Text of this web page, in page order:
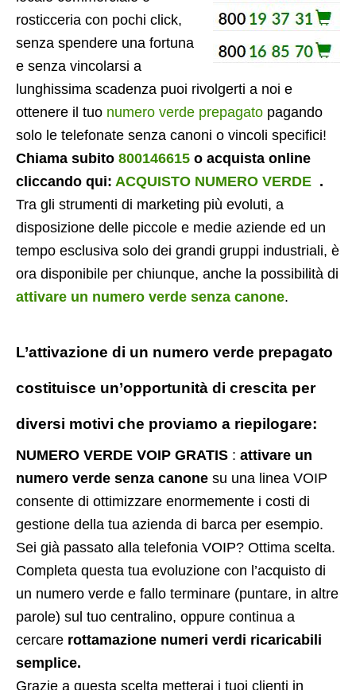
rosticceria con pochi click,
senza spendere una fortuna
e senza vincolarsi a
lunghissima scadenza puoi rivolgerti a noi e
ottenere il tuo numero verde prepagato pagando
solo le telefonate senza canoni o vincoli specifici!
Chiama subito 800146615 o acquista online
cliccando qui: ACQUISTO NUMERO VERDE .
Tra gli strumenti di marketing più evoluti, a
disposizione delle piccole e medie aziende ed un
tempo esclusiva solo dei grandi gruppi industriali, è
ora disponibile per chiunque, anche la possibilità di
attivare un numero verde senza canone.
L’attivazione di un numero verde prepagato
costituisce un’opportunità di crescita per
diversi motivi che proviamo a riepilogare:
NUMERO VERDE VOIP GRATIS : attivare un
numero verde senza canone su una linea VOIP
consente di ottimizzare enormemente i costi di
gestione della tua azienda di barca per esempio.
Sei già passato alla telefonia VOIP? Ottima scelta.
Completa questa tua evoluzione con l’acquisto di
un numero verde e fallo terminare (puntare, in altre
parole) sul tuo centralino, oppure continua a
cercare rottamazione numeri verdi ricaricabili
semplice.
Grazie a questa scelta metterai i tuoi clienti in